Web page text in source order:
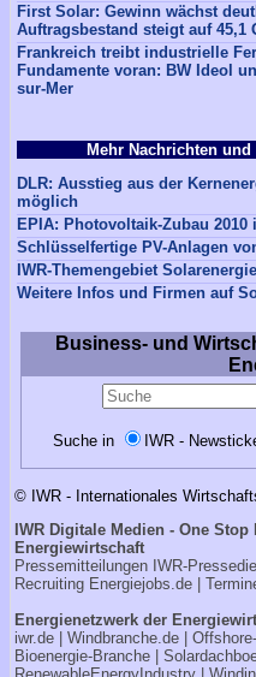
Mehr Nachrichten
DLR: Ausstieg aus der
möglich
EPIA: Photovoltaik-Zubau 2010
Schlüsselfertige PV-Anlagen
IWR-Themengebiet Solarenergie
Weitere Infos und Firmen auf
First Solar: Gewinn wächst
Auftragsbestand steigt auf 45,1
Frankreich treibt industrielle
Fundamente voran: BW Ideol
sur-Mer
Business- und
Suche in IWR -
© IWR - Internationales
IWR Digitale Medien - One
Energiewirtschaft
Pressemitteilungen IWR-
Recruiting Energiejobs.de |
Energienetzwerk der
iwr.de
Windbranche.de
Bioenergie-Branche